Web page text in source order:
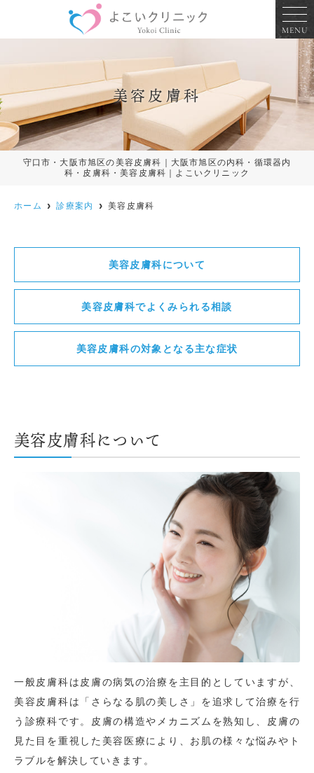
MENU
美容皮膚科
守口市・大阪市旭区の美容皮膚科｜大阪市旭区の内科・循環器内
科・皮膚科・美容皮膚科｜よこいクリニック
ホーム 診療案内 美容皮膚科
美容皮膚科について
美容皮膚科でよくみられる相談
美容皮膚科の対象となる主な症状
美容皮膚科について
一般皮膚科は皮膚の病気の治療を主目的としていますが、
美容皮膚科は「さらなる肌の美しさ」を追求して治療を行
う診療科です。皮膚の構造やメカニズムを熟知し、皮膚の
見た目を重視した美容医療により、お肌の様々な悩みやト
ラブルを解決していきます。